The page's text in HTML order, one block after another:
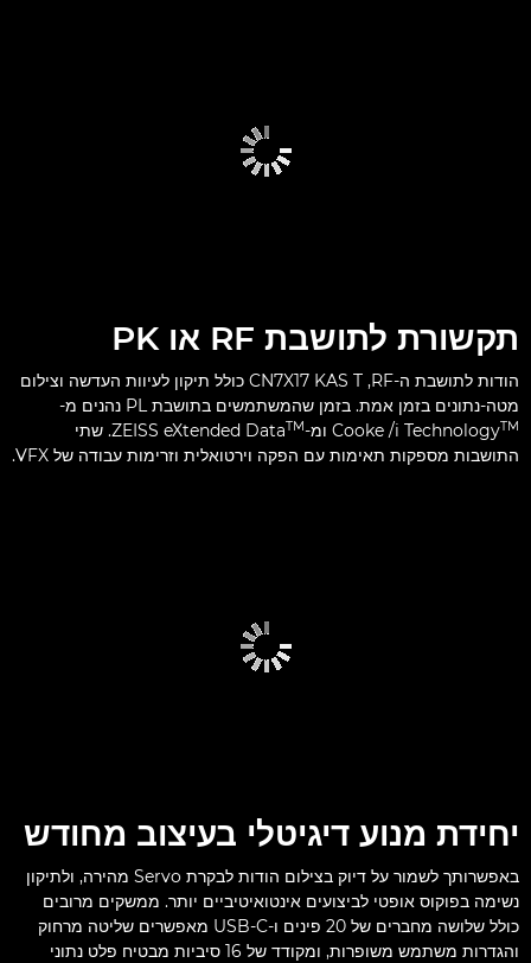
תקשורת לתושבת RF או PK
הודות לתושבת ה-RF,‏ CN7X17 KAS T כולל תיקון לעיוות העדשה וצילום
מטה-נתונים בזמן אמת. בזמן שהמשתמשים בתושבת PL נהנים מ-
Cooke /i TechnologyTM ומ-ZEISS eXtended DataTM
. שתי
התושבות מספקות תאימות עם הפקה וירטואלית וזרימות עבודה של VFX.
יחידת מנוע דיגיטלי בעיצוב מחודש
באפשרותך לשמור על דיוק בצילום הודות לבקרת Servo מהירה, ולתיקון
נשימה בפוקוס אופטי לביצועים אינטואיטיביים יותר. ממשקים מרובים
כולל שלושה מחברים של 20 פינים ו-USB-C מאפשרים שליטה מרחוק
והגדרות משתמש משופרות, ומקודד של 16 סיביות מבטיח פלט נתוני